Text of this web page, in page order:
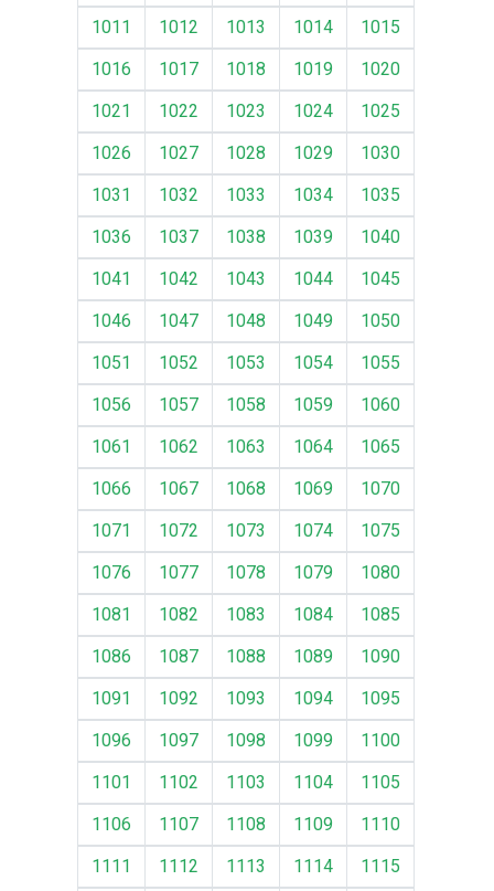
1011
1012 1013 1014
1015
1016
1017 1018 1019
1020
1021
1022 1023 1024
1025
1026
1027 1028 1029
1030
1031
1032 1033 1034
1035
1036
1037 1038 1039
1040
1041
1042 1043 1044
1045
1046
1047 1048 1049
1050
1051
1052 1053 1054
1055
1056
1057 1058 1059
1060
1061
1062 1063 1064
1065
1066
1067 1068 1069
1070
1071
1072 1073 1074
1075
1076
1077 1078 1079
1080
1081
1082 1083 1084
1085
1086
1087 1088 1089
1090
1091
1092 1093 1094
1095
1096
1097 1098 1099
1100
1101
1102 1103 1104
1105
1106
1107 1108 1109
1110
1111
1112 1113 1114 1115